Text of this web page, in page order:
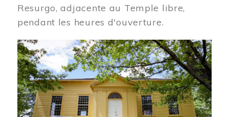
Resurgo, adjacente au Temple libre,
pendant les heures d'ouverture.
Image